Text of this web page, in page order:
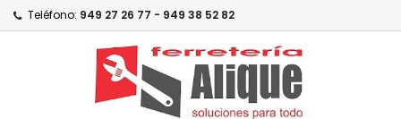
Teléfono: 949 27 26 77 - 949 38 52 82